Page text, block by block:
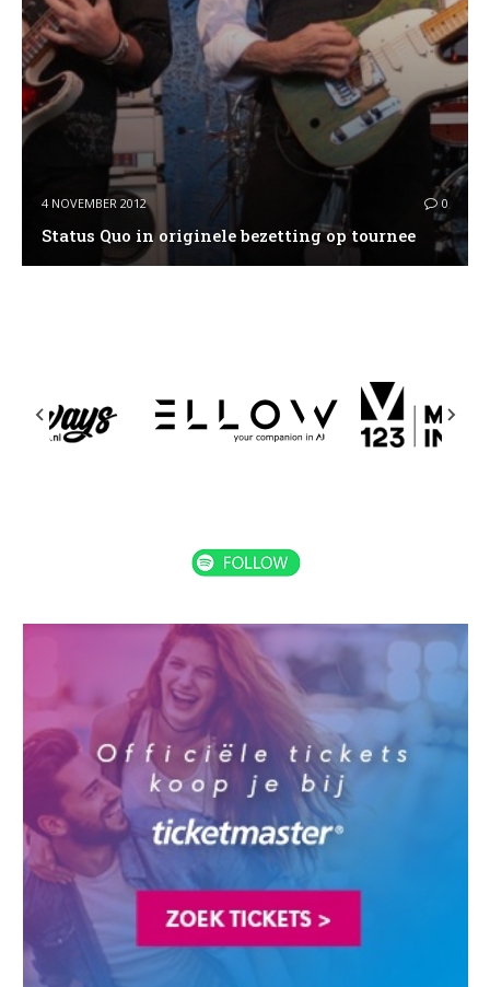
4 NOVEMBER 2012 0
Status Quo in originele bezetting op tournee